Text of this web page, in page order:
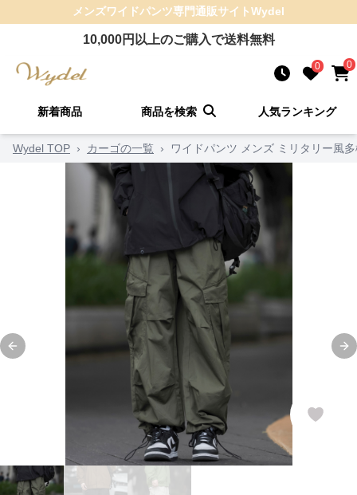
メンズワイドパンツ専門通販サイトWydel
10,000円以上のご購入で送料無料
0 0
新着商品 商品を検索 人気ランキング
Wydel TOP › カーゴの一覧 › ワイドパンツ メンズ ミリタリー風
Previous slide